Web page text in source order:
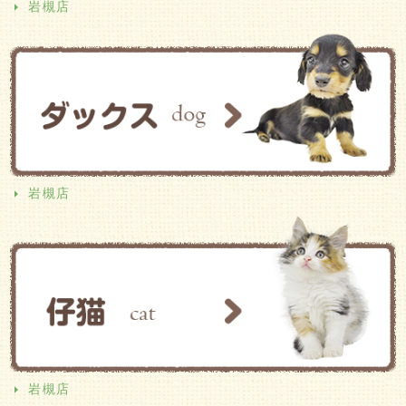
岩槻店
岩槻店
岩槻店